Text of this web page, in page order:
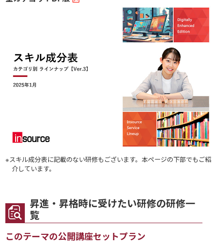
※スキル成分表に記載のない研修もございます。本ページの下部でもご紹
介しています。
昇進・昇格時に受けたい研修の研修一
覧
このテーマの公開講座セットプラン